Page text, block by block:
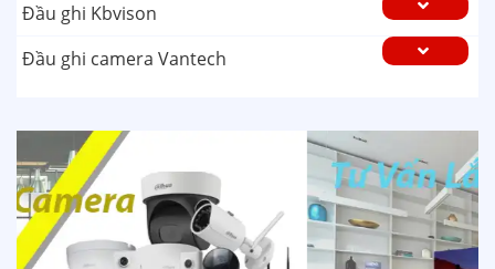
Đầu ghi Kbvison
Đầu ghi camera Vantech